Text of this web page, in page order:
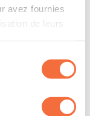
avez fournies
de leurs